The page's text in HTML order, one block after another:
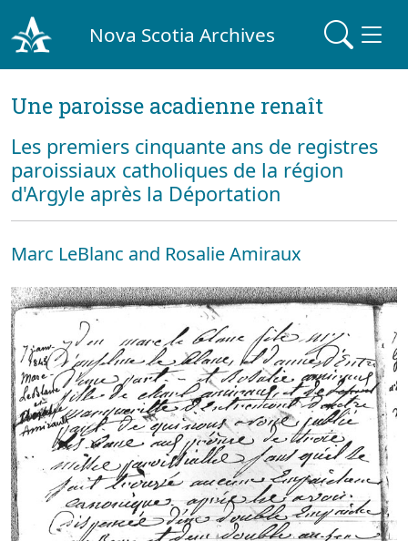
Nova Scotia Archives
Une paroisse acadienne renaît
Les premiers cinquante ans de registres
paroissiaux catholiques de la région
d'Argyle après la Déportation
Marc LeBlanc and Rosalie Amiraux